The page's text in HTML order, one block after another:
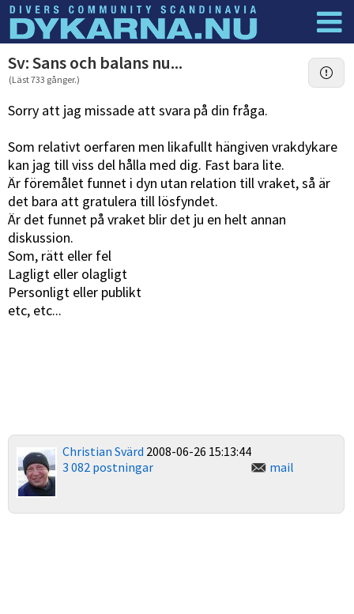
Dyknyheter Logga in
Sv: Sans och balans nu...
(Läst 733 gånger.)
Sorry att jag missade att svara på din fråga.
Som relativt oerfaren men likafullt hängiven vrakdykare
kan jag till viss del hålla med dig. Fast bara lite.
Är föremålet funnet i dyn utan relation till vraket, så är
det bara att gratulera till lösfyndet.
Är det funnet på vraket blir det ju en helt annan
diskussion.
Som, rätt eller fel
Lagligt eller olagligt
Personligt eller publikt
etc, etc...
Christian Svärd 2008-06-26 15:13:44
3 082 postningar
mail